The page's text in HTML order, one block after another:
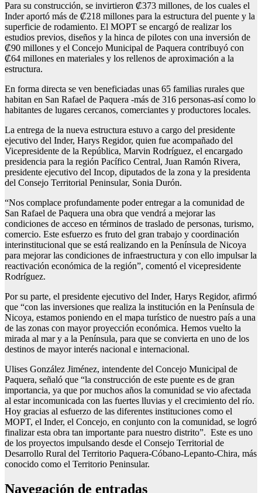
Para su construcción, se invirtieron ₡373 millones, de los cuales el
Inder aportó más de ₡218 millones para la estructura del puente y la
superficie de rodamiento. El MOPT se encargó de realizar los
estudios previos, diseños y la hinca de pilotes con una inversión de
₡90 millones y el Concejo Municipal de Paquera contribuyó con
₡64 millones en materiales y los rellenos de aproximación a la
estructura.
En forma directa se ven beneficiadas unas 65 familias rurales que
habitan en San Rafael de Paquera -más de 316 personas-así como lo
habitantes de lugares cercanos, comerciantes y productores locales.
La entrega de la nueva estructura estuvo a cargo del presidente
ejecutivo del Inder, Harys Regidor, quien fue acompañado del
Vicepresidente de la República, Marvin Rodríguez, el encargado
presidencia para la región Pacífico Central, Juan Ramón Rivera,
presidente ejecutivo del Incop, diputados de la zona y la presidenta
del Consejo Territorial Peninsular, Sonia Durón.
“Nos complace profundamente poder entregar a la comunidad de
San Rafael de Paquera una obra que vendrá a mejorar las
condiciones de acceso en términos de traslado de personas, turismo,
comercio. Este esfuerzo es fruto del gran trabajo y coordinación
interinstitucional que se está realizando en la Península de Nicoya
para mejorar las condiciones de infraestructura y con ello impulsar la
reactivación económica de la región”, comentó el vicepresidente
Rodríguez.
Por su parte, el presidente ejecutivo del Inder, Harys Regidor, afirmó
que “con las inversiones que realiza la institución en la Península de
Nicoya, estamos poniendo en el mapa turístico de nuestro país a una
de las zonas con mayor proyección económica. Hemos vuelto la
mirada al mar y a la Península, para que se convierta en uno de los
destinos de mayor interés nacional e internacional.
Ulises González Jiménez, intendente del Concejo Municipal de
Paquera, señaló que “la construcción de este puente es de gran
importancia, ya que por muchos años la comunidad se vio afectada
al estar incomunicada con las fuertes lluvias y el crecimiento del río.
Hoy gracias al esfuerzo de las diferentes instituciones como el
MOPT, el Inder, el Concejo, en conjunto con la comunidad, se logró
finalizar esta obra tan importante para nuestro distrito”. Este es uno
de los proyectos impulsando desde el Consejo Territorial de
Desarrollo Rural del Territorio Paquera-Cóbano-Lepanto-Chira, más
conocido como el Territorio Peninsular.
Navegación de entradas